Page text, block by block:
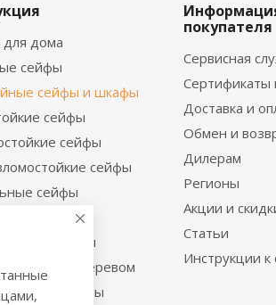
дома
сейфы
сейфы и шкафы
сейфы
сейфы
сейфы
сейфы
сейфы
сейфы
с отделкой деревом
шкафы
покупателя
Сервисная
Сертификаты
Доставка и
Обмен и
Дилерам
Регионы
Акции и
Статьи
Инструкции